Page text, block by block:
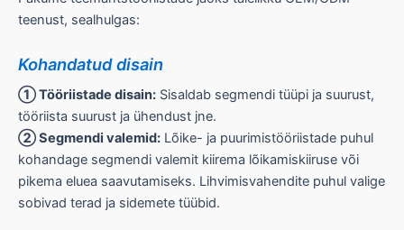
teenust, sealhulgas:
Kohandatud disain
① Tööriistade disain: Sisaldab segmendi tüüpi ja suurust,
tööriista suurust ja ühendust jne.
② Segmendi valemid: Lõike- ja puurimistööriistade puhul
kohandage segmendi valemit kiirema lõikamiskiiruse või
pikema eluea saavutamiseks. Lihvimisvahendite puhul valige
sobivad terad ja sidemete tüübid.